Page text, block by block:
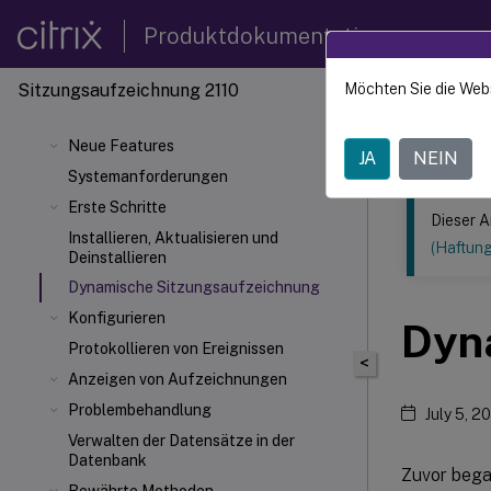
Produktdokumentation
Sitzungsaufzeichnung 2110
Neue Features
Systemanforderungen
Erste Schritte
Installieren, Aktualisieren und
Deinstallieren
Dynamische Sitzungsaufzeichnung
Konfigurieren
Protokollieren von Ereignissen
Anzeigen von Aufzeichnungen
Problembehandlung
Verwalten der Datensätze in der
Datenbank
Dieser Inhalt
<
Dieser
July 5,
Zuvor
Möchten Sie die
JA NEIN